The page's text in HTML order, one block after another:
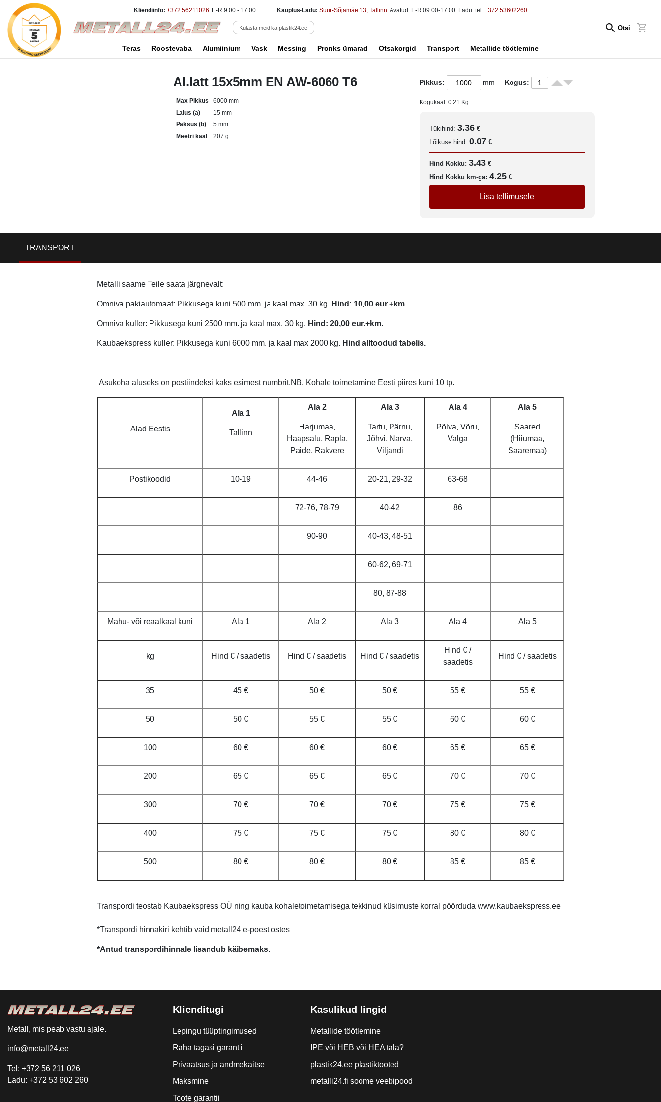
Kliendiinfo: +372 56211026, E-R 9.00 - 17.00 Kauplus-Ladu: Suur-Sõjamäe 13, Tallinn. Avatud: E-R 09.00-17.00. Ladu: tel: +372 53602260
Külasta meid ka plastik24.ee Otsi
Teras Roostevaba Alumiinium Vask Messing Pronks ümarad Otsakorgid Transport Metallide töötlemine
Al.latt 15x5mm EN AW-6060 T6
Max Pikkus
6000 mm
Laius (a)
15 mm
Paksus (b)
5 mm
Meetri kaal
207 g
Pikkus: mm Kogus:
Kogukaal: 0.21 Kg
Tükihind: 3.36 €
Lõikuse hind: 0.07 €
Hind Kokku: 3.43 €
Hind Kokku km-ga: 4.25 €
Lisa tellimusele
TRANSPORT
Metalli saame Teile saata järgnevalt:
Omniva pakiautomaat: Pikkusega kuni 500 mm. ja kaal max. 30 kg. Hind: 10,00 eur.+km.
Omniva kuller: Pikkusega kuni 2500 mm. ja kaal max. 30 kg. Hind: 20,00 eur.+km.
Kaubaekspress kuller: Pikkusega kuni 6000 mm. ja kaal max 2000 kg. Hind alltoodud tabelis.
Asukoha aluseks on postiindeksi kaks esimest numbrit.NB. Kohale toimetamine Eesti piires kuni 10 tp.
Alad Eestis
Ala 1
Tallinn
Ala 2
Harjumaa,
Haapsalu, Rapla,
Paide, Rakvere
Ala 3
Tartu, Pärnu,
Jõhvi, Narva,
Viljandi
Ala 4
Põlva, Võru,
Valga
Ala 5
Saared
(Hiiumaa,
Saaremaa)
Postikoodid 10-19 44-46 20-21, 29-32 63-68
72-76, 78-79 40-42 86
90-90 40-43, 48-51
60-62, 69-71
80, 87-88
Mahu- või reaalkaal kuni Ala 1 Ala 2 Ala 3 Ala 4 Ala 5
kg Hind € / saadetis Hind € / saadetis Hind € / saadetis
Hind € /
saadetis
Hind € / saadetis
35 45 € 50 € 50 € 55 € 55 €
50 50 € 55 € 55 € 60 € 60 €
100 60 € 60 € 60 € 65 € 65 €
200 65 € 65 € 65 € 70 € 70 €
300 70 € 70 € 70 € 75 € 75 €
400 75 € 75 € 75 € 80 € 80 €
500 80 € 80 € 80 € 85 € 85 €
Transpordi teostab Kaubaekspress OÜ ning kauba kohaletoimetamisega tekkinud küsimuste korral pöörduda www.kaubaekspress.ee
*Transpordi hinnakiri kehtib vaid metall24 e-poest ostes
*Antud transpordihinnale lisandub käibemaks.
Metall, mis peab vastu ajale.
info@metall24.ee
Tel: +372 56 211 026
Ladu: +372 53 602 260
Klienditugi
Lepingu tüüptingimused
Raha tagasi garantii
Privaatsus ja andmekaitse
Maksmine
Toote garantii
Kasulikud lingid
Metallide töötlemine
IPE või HEB või HEA tala?
plastik24.ee plastiktooted
metalli24.fi soome veebipood